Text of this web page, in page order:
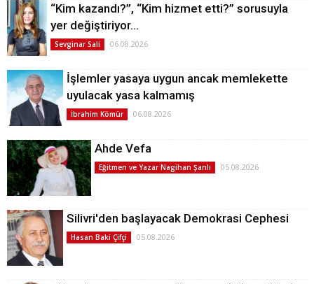
“Kim kazandı?”, “Kim hizmet etti?” sorusuyla
yer değiştiriyor…
Sevginar Sali 06.08.2026
İşlemler yasaya uygun ancak memlekette
uyulacak yasa kalmamış
İbrahim Kömür 06.08.2026
Ahde Vefa
Eğitmen ve Yazar Nagihan Şanlı 05.08.2026
Silivri'den başlayacak Demokrasi Cephesi
Hasan Baki Çifçi 05.08.2026